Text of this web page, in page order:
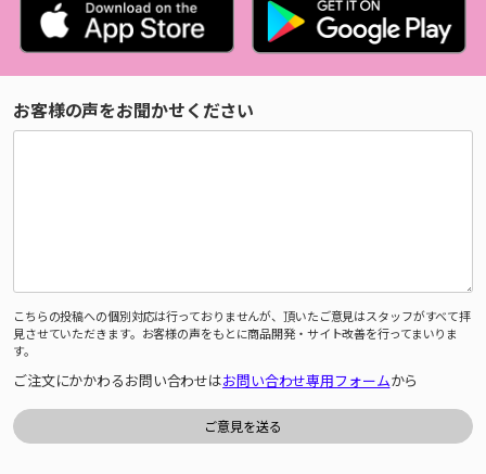
お客様の声をお聞かせください
こちらの投稿への個別対応は行っておりませんが、頂いたご意見はスタッフがすべて拝
見させていただきます。お客様の声をもとに商品開発・サイト改善を行ってまいりま
す。
ご注文にかかわるお問い合わせはお問い合わせ専用フォームから